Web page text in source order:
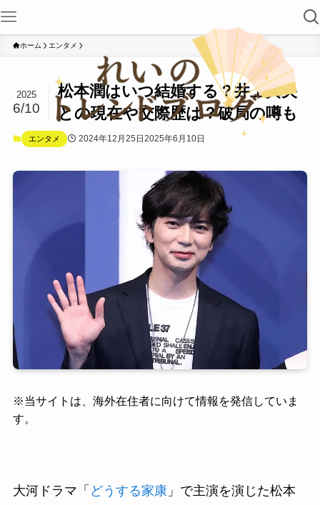
ホーム エンタメ
松本潤はいつ結婚する？井上真央
との現在や交際歴は？破局の噂も
2025
6/10
エンタメ 2024年12月25日 2025年6月10日
※当サイトは、海外在住者に向けて情報を発信していま
す。
大河ドラマ「 どうする家康」で主演を演じた松本